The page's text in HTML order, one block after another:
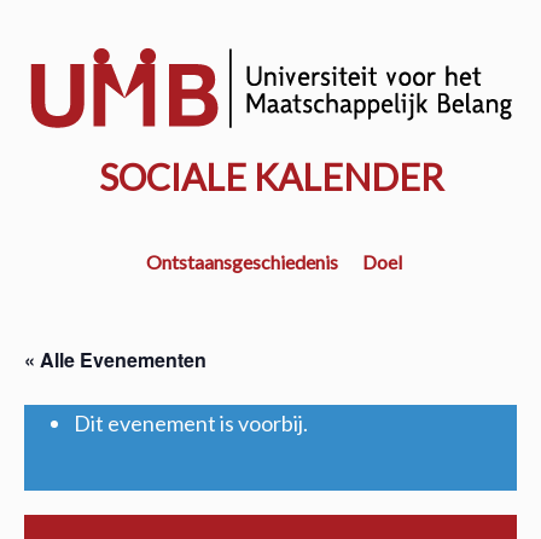
hoofd
SOCIALE KALENDER
Ontstaansgeschiedenis Doel
« Alle Evenementen
Dit evenement is voorbij.